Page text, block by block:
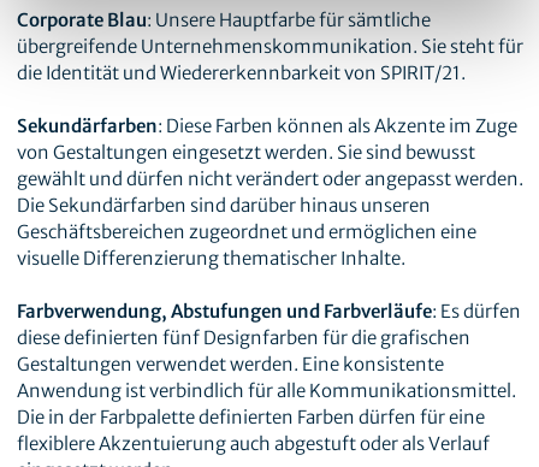
Corporate Blau: Unsere Hauptfarbe für sämtliche
übergreifende Unternehmenskommunikation. Sie steht für
die Identität und Wiedererkennbarkeit von SPIRIT/21.
Sekundärfarben: Diese Farben können als Akzente im Zuge
von Gestaltungen eingesetzt werden. Sie sind bewusst
gewählt und dürfen nicht verändert oder angepasst werden.
Die Sekundärfarben sind darüber hinaus unseren
Geschäftsbereichen zugeordnet und ermöglichen eine
visuelle Differenzierung thematischer Inhalte.
Farbverwendung, Abstufungen und Farbverläufe: Es dürfen
diese definierten fünf Designfarben für die grafischen
Gestaltungen verwendet werden. Eine konsistente
Anwendung ist verbindlich für alle Kommunikationsmittel.
Die in der Farbpalette definierten Farben dürfen für eine
flexiblere Akzentuierung auch abgestuft oder als Verlauf